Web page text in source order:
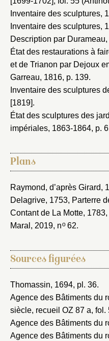
Inventaire des sculptures,
Inventaire des sculptures,
Description par
État des restaurations à
et de Trianon par Dejoux
Garreau, 1816, p. 139.
Inventaire des sculptures
[1819].
État des sculptures des
impériales, 1863-1864, p.
Plans
Raymond, d’après Girard,
Delagrive, 1753, Parterre
Contant de La Motte, 1783
Maral, 2019, no62.
Sources figurées
Thomassin, 1694, pl. 36.
Agence des Bâtiments du
siècle, recueil OZ 87 a, fol.
Agence des Bâtiments du
Agence des Bâtiments du